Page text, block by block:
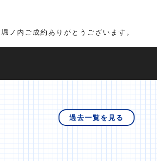
ノ内ご成約ありがとうございます。
過去一覧を見る